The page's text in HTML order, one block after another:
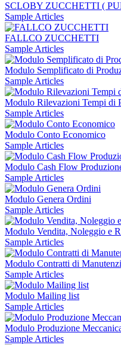
SCLOBY ZUCCHETTI (
Sample Articles
FALLCO ZUCCHETTI
Sample Articles
Modulo Semplificato di
Sample Articles
Modulo Rilevazioni Tempi di
Sample Articles
Modulo Conto Economico
Sample Articles
Modulo Cash Flow
Sample Articles
Modulo Genera Ordini
Sample Articles
Modulo Vendita, Noleggio e
Sample Articles
Modulo Contratti di
Sample Articles
Modulo Mailing list
Sample Articles
Modulo Produzione
Sample Articles